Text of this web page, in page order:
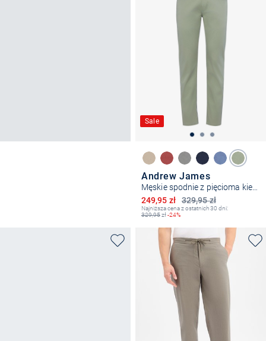
Sale
Andrew James
Męskie spodnie z pięcioma kieszeniami - nowoczesny krój
329,95 zł
Obniżona cena
249,95 zł
Najniższa cena z ostatnich 30 dni:
329,95zł-24%